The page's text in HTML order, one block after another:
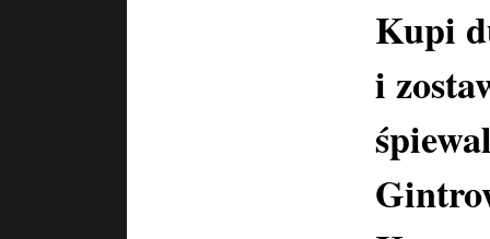
Kupi
i